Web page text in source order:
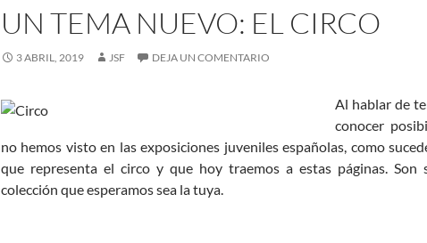
UN TEMA NUEVO: EL CIRCO
3 ABRIL, 2019 JSF DEJA UN COMENTARIO
Al hablar de
conocer
no hemos visto en las exposiciones juveniles españolas, como
que representa el circo y que hoy traemos a estas páginas. Son
colección que esperamos sea la tuya.